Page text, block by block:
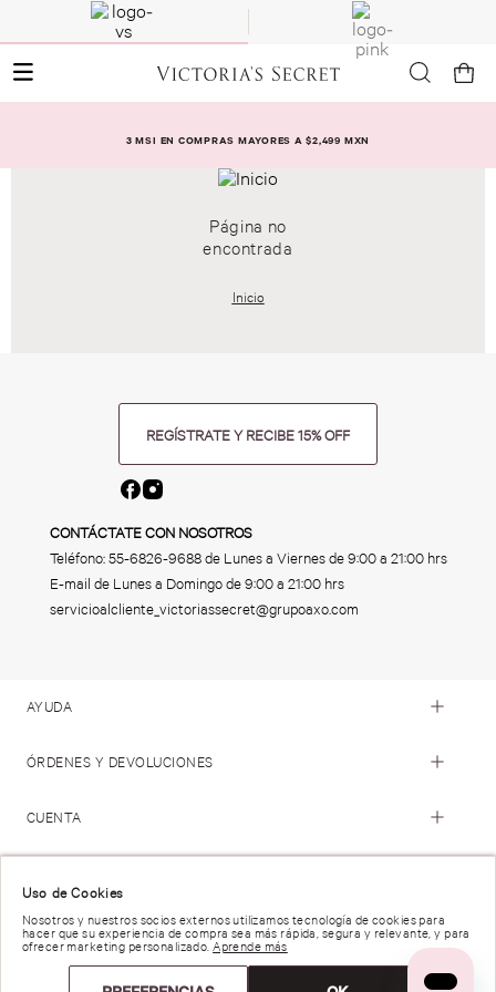
3 MSI EN COMPRAS MAYORES A $2,499 MXN
Uso de Cookies
Nosotros y nuestros socios externos utilizamos tecnología de cookies para
hacer que su experiencia de compra sea más rápida, segura y relevante, y para
ofrecer marketing personalizado. Aprende más
Página no
encontrada
Inicio
REGÍSTRATE Y RECIBE 15% OFF
CONTÁCTATE CON NOSOTROS
Teléfono:55-6826-9688de Lunes a Viernes de 9:00 a 21:00 hrs
E-mail de Lunes a Domingo de 9:00 a 21:00 hrs
servicioalcliente_victoriassecret@grupoaxo.com
AYUDA
ÓRDENES Y DEVOLUCIONES
CUENTA
Términos de Uso |Privacidad y Seguridad |
Derechos de Privacidad |Preferencias de anuncios |